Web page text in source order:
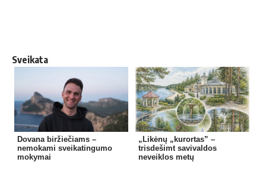
Sveikata
Dovana biržiečiams –
nemokami sveikatingumo
mokymai
„Likėnų „kurortas” –
trisdešimt savivaldos
neveiklos metų